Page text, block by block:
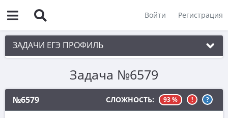
Войти Регистрация
ЗАДАЧИ ЕГЭ ПРОФИЛЬ
1. Планиметрия
2. Векторы
3. Стереометрия
Задача №6579
№6579 СЛОЖНОСТЬ: 93 % ! ?